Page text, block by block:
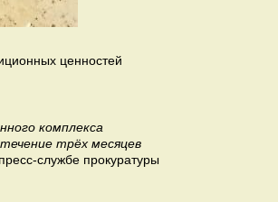
ценностей
комплекса
трёх месяцев
службе прокуратуры